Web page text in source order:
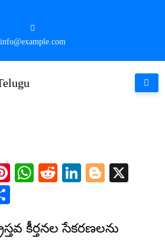
info@example.com
Pinterest
WhatsApp
RedditLinkedIn
Blogger
కీర్తనల సేకరణలను